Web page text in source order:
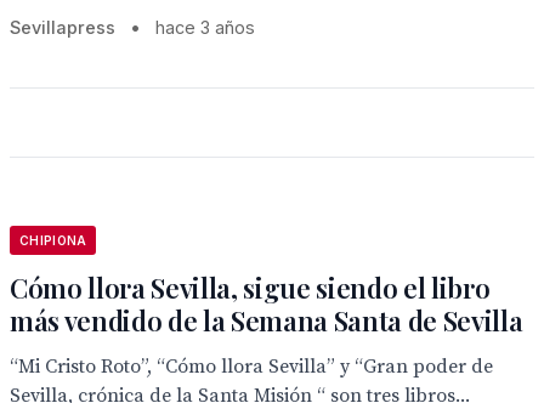
Sevillapress • hace 3 años
CHIPIONA
Cómo llora Sevilla, sigue siendo el libro
más vendido de la Semana Santa de Sevilla
“Mi Cristo Roto”, “Cómo llora Sevilla” y “Gran poder de
Sevilla, crónica de la Santa Misión “ son tres libros...